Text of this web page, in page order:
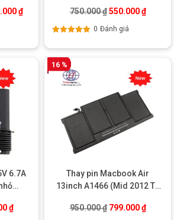
là: 10.500.000 ₫.
₫Giá hiện tại là: 9.200.000 ₫.
750.000₫ Giá gốc là:
550.000₫Giá
0 Đánh giá
6.7A
là: 700.000 ₫.
₫Giá hiện tại là: 650.000 ₫.
16 %
Thay pin Macbook Air
13inch A1466 (Mid 2012 To
950.000₫ Giá gốc là:
799.000₫Giá